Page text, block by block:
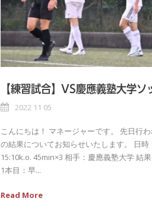
【練習試合】VS慶應義塾大学ソ
2022 11 05
こんにちは！ マネージャーです。 先日行
の結果についてお知らせいたします。 日時
15:10k.o. 45min×3 相手：慶應義塾大学 結
1本目：早...
Read More